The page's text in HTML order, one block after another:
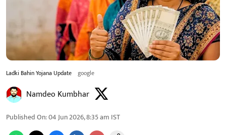
Ladki Bahin Yojana Update google
Namdeo Kumbhar
Published On:04 Jun 2026, 8:35 am IST